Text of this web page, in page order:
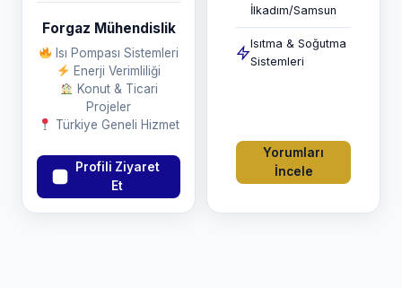
Forgaz Mühendislik
Isı Pompası Sistemleri
Enerji Verimliliği
Konut & Ticari
Projeler
Türkiye Geneli Hizmet
Profili Ziyaret
Et
İlkadım/Samsun
Isıtma & Soğutma
Sistemleri
Yorumları
İncele